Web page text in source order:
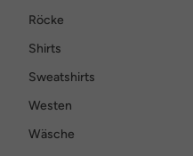
Röcke
Shirts
Sweatshirts
Westen
Wäsche